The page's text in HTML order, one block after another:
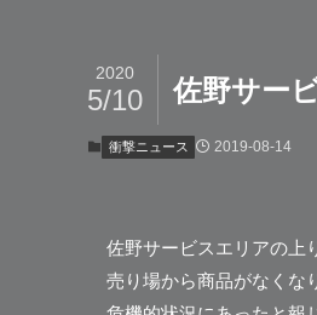
佐野サー
2020
5/10
衝撃ニュース 2019-08-14
佐野サービスエリアの上
売り場から商品がなくな